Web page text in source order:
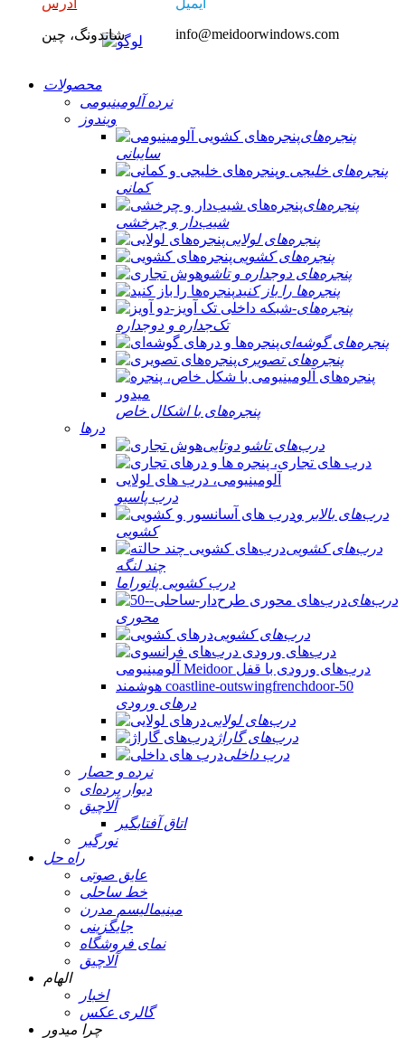
آدرس
شاندونگ، چین
ایمیل
info@meidoorwindows.com
محصولات
نرده آلومینیومی
ویندوز
پنجره‌های
سایبانی
پنجره‌های خلیجی و
کمانی
پنجره‌های
شیب‌دار و چرخشی
پنجره‌های لولایی
پنجره‌های کشویی
پنجره‌های دوجداره و تاشو
پنجره‌ها را باز کنید
پنجره‌های
تک‌جداره و دوجداره
پنجره‌های گوشه‌ای
پنجره‌های تصویری
پنجره‌های با اشکال خاص
درها
درب‌های تاشو دوتایی
درب پاسیو
درب‌های بالابر و
کشویی
درب‌های کشویی
چند لنگه
درب کشویی پانوراما
درب‌های
محوری
درب‌های کشویی
درهای ورودی
درب‌های لولایی
درب‌های گاراژ
درب داخلی
نرده و حصار
دیوار پرده‌ای
آلاچیق
اتاق آفتابگیر
نورگیر
راه حل
عایق صوتی
خط ساحلی
مینیمالیسم مدرن
جایگزینی
نمای فروشگاه
آلاچیق
الهام
اخبار
گالری عکس
چرا میدور